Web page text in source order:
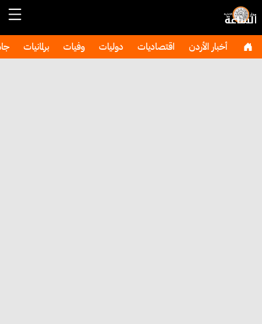
أخبار الأردن اقتصاديات دوليات وفيات برلمانيات